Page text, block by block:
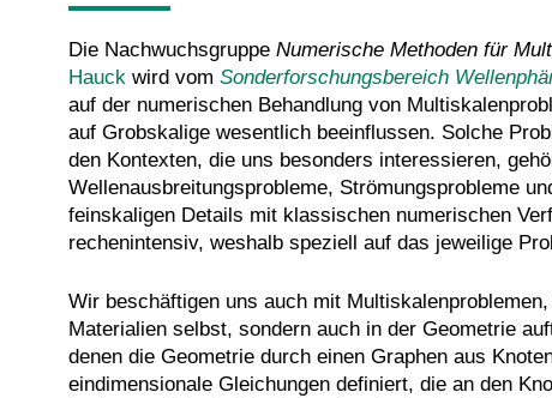
Die Nachwuchsgruppe Numerische Methoden für
Hauck wird vom Sonderforschungsbereich
auf der numerischen Behandlung von
auf Grobskalige wesentlich beeinflussen. Solche
den Kontexten, die uns besonders interessieren,
Wellenausbreitungsprobleme, Strömungsprobleme
feinskaligen Details mit klassischen numerischen
rechenintensiv, weshalb speziell auf das jeweilige
Wir beschäftigen uns auch mit
Materialien selbst, sondern auch in der Geometrie
denen die Geometrie durch einen Graphen aus
eindimensionale Gleichungen definiert, die an den